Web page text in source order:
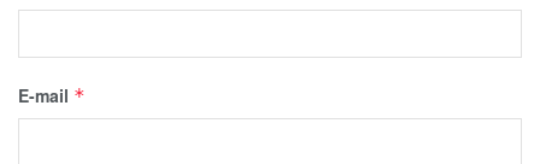
E-mail *